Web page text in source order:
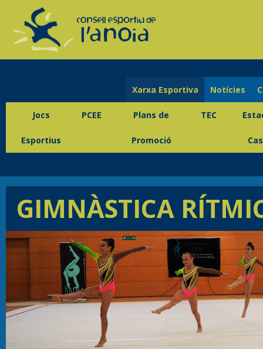
Xarxa Esportiva Notícies
Jocs
Esportius
PCEE Plans de
Promoció
TEC
GIMNÀSTICA